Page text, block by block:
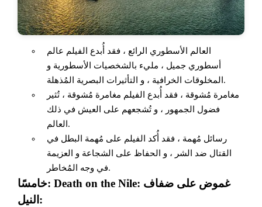
العالم الأسطوري الرائع ، فقد أُبدع الفيلم عالم
أسطوري جميل ، مليء بالشخصيات الأسطورية و
المخلوقات الخرافية ، و التأثيرات البصرية المُذهلة.
مغامرة مُشوقة ، فقد أُبدع الفيلم مغامرة مُشوقة ، تُثير
فضول الجمهور ، و تُشجعهم على العيش في ذلك
العالم.
رسائل مُهمة ، فقد أُكد الفيلم على مُهمة البطل في
القتال ضد الشر ، و الحفاظ على الشجاعة و العزيمة
في وجه المُخاطر.
خامسًا: Death on the Nile: غموض على ضفاف
النيل: